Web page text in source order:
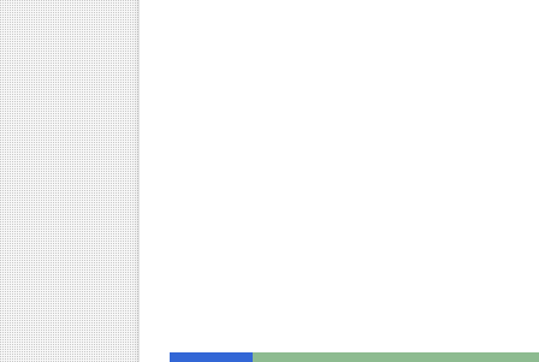
TN Teachers Leave Rules:
TN Budget Assembly